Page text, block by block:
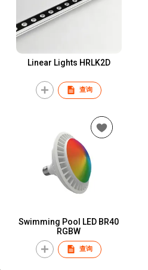
Linear Lights HRLK2D
查询
Swimming Pool LED BR40
RGBW
查询